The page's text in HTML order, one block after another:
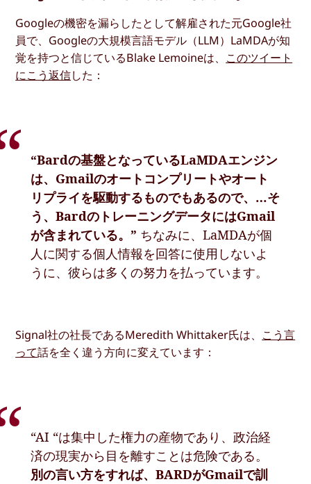
Googleの機密を漏らしたとして解雇された元Google社
員で、Googleの大規模言語モデル（LLM）LaMDAが知
覚を持つと信じているBlake Lemoineは、 このツイート
にこう返信した：
“Bardの基盤となっているLaMDAエンジン
は、Gmailのオートコンプリートやオート
リプライを駆動するものでもあるので、…そ
う、BardのトレーニングデータにはGmail
が含まれている。” ちなみに、LaMDAが個
人に関する個人情報を回答に使用しないよ
うに、彼らは多くの努力を払っています。
Signal社の社長であるMeredith Whittaker氏は、 こう言
って話を全く違う方向に変えています：
“AI “は集中した権力の産物であり、政治経
済の現実から目を離すことは危険である。
別の言い方をすれば、BARDがGmailで訓